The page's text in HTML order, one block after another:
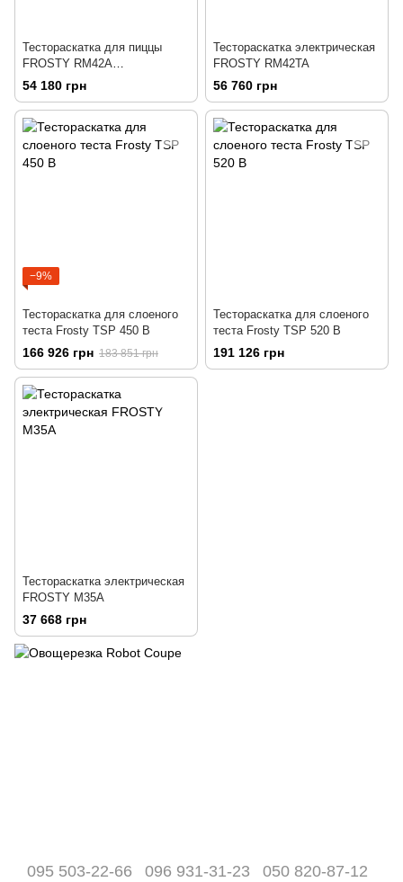
Тестораскатка для пиццы
FROSTY RM42A
электрическая
54 180 грн
Тестораскатка электрическая
FROSTY RM42TA
56 760 грн
−9%
Тестораскатка для слоеного
теста Frosty TSP 450 B
166 926 грн 183 851 грн
Тестораскатка для слоеного
теста Frosty TSP 520 B
191 126 грн
Тестораскатка электрическая
FROSTY M35A
37 668 грн
095 503-22-66 096 931-31-23 050 820-87-12